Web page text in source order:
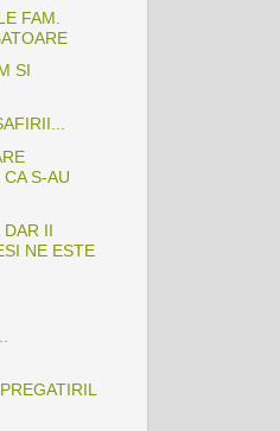
FAM.
SI
S-AU
II
NE ESTE